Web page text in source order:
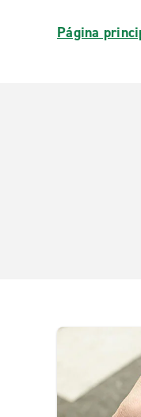
Página